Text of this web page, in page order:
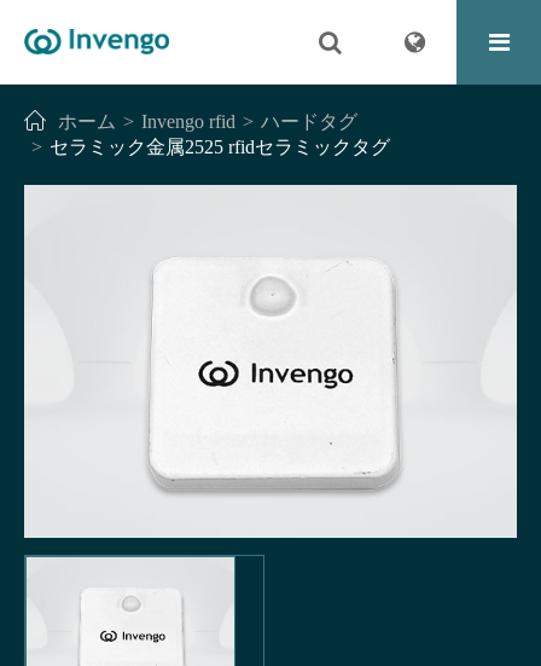
ホーム Invengo rfid
ハードタグ
セラミック金属2525 rfidセラミックタグ